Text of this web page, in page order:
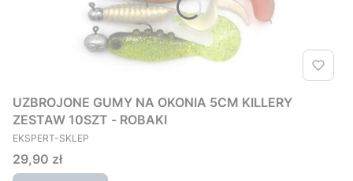
UZBROJONE GUMY NA OKONIA 5CM KILLERY
ZESTAW 10SZT - ROBAKI
PRODUCENT
EKSPERT-SKLEP
Cena
29,90 zł